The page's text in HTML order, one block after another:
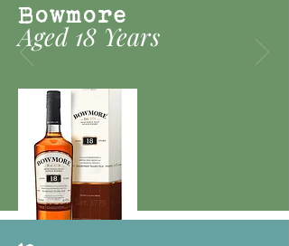
Bowmore
Aged 18 Years